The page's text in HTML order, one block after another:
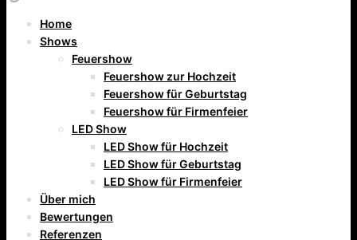
Home
Shows
Feuershow
Feuershow zur Hochzeit
Feuershow für Geburtstag
Feuershow für Firmenfeier
LED Show
LED Show für Hochzeit
LED Show für Geburtstag
LED Show für Firmenfeier
Über mich
Bewertungen
Referenzen